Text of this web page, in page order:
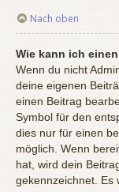
Nach oben
Wie kann ich
Wenn du nicht
deine eigenen
einen Beitrag
Symbol für den
dies nur für einen
möglich. Wenn
hat, wird dein
gekennzeichnet. Es